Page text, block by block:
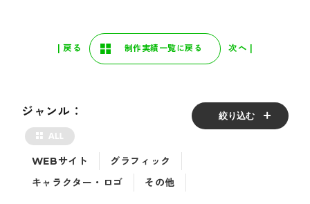
| 戻る 制作実績一覧に戻る 次へ |
絞り込む
ジャンル：
WEBサイト
グラフィック
キャラクター・ロゴ
その他